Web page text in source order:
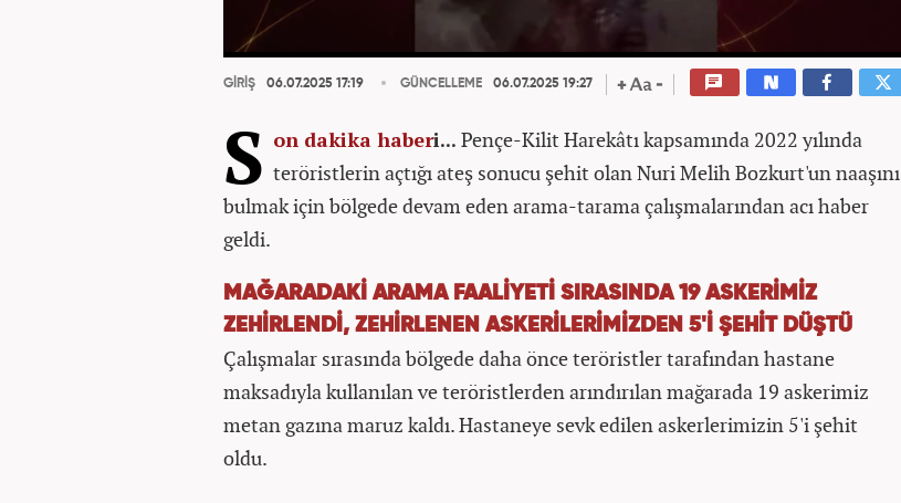
GİRİŞ 06.07.2025 17:19 GÜNCELLEME 06.07.2025 19:27
S on dakika haberi... Pençe-Kilit Harekâtı kapsamında 2022 yılında
teröristlerin açtığı ateş sonucu şehit olan Nuri Melih Bozkurt'un naaşını
bulmak için bölgede devam eden arama-tarama çalışmalarından acı haber
geldi.
MAĞARADAKİ ARAMA FAALİYETİ SIRASINDA 19 ASKERİMİZ
ZEHİRLENDİ, ZEHİRLENEN ASKERİLERİMİZDEN 5'İ ŞEHİT DÜŞTÜ
Çalışmalar sırasında bölgede daha önce teröristler tarafından hastane
maksadıyla kullanılan ve teröristlerden arındırılan mağarada 19 askerimiz
metan gazına maruz kaldı. Hastaneye sevk edilen askerlerimizin 5'i şehit
oldu.